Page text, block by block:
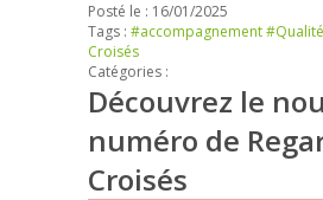
Posté le : 16/01/2025
Tags : #accompagnement#Qualité
Croisés
Catégories :
Découvrez le
numéro de
Croisés